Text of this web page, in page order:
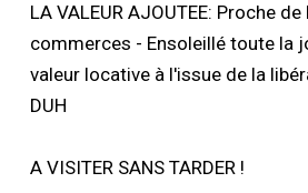
LA VALEUR AJOUTEE: Proche
commerces - Ensoleillé toute la
valeur locative à l'issue de la
DUH
A VISITER SANS TARDER !